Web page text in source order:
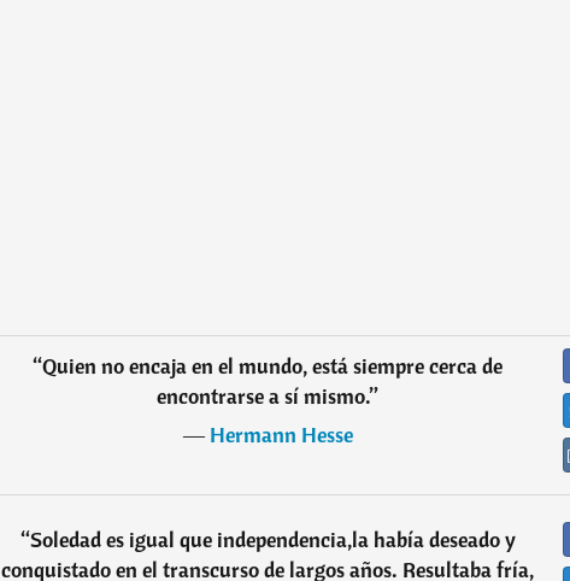
“Quien no encaja en el mundo, está siempre cerca de
encontrarse a sí mismo.”
―Hermann Hesse
“Soledad es igual que independencia,la había deseado y
conquistado en el transcurso de largos años. Resultaba fría,